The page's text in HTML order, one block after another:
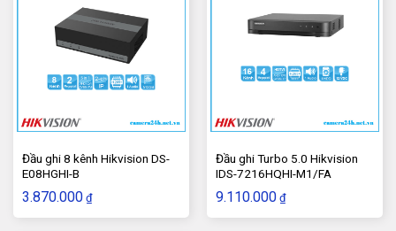
6. Đánh giá chân đế camera Hikvision DS-
1272ZJ-120
Chân đế camera HIKVISION DS-1272ZJ-120 là chân đế
nhôm, màu trắng, dùng lắp đặt ngoài trời hoặc trong nhà,
Đầu ghi 8 kênh Hikvision DS-
E08HGHI-B
3.870.000 ₫
Đầu ghi Turbo 5.0 Hikvision
IDS-7216HQHI-M1/FA
9.110.000 ₫